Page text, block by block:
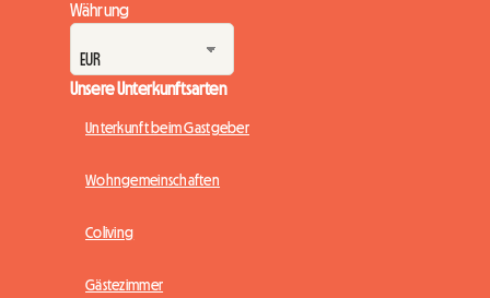
Währung
Unsere Unterkunftsarten
Unterkunft beim Gastgeber
Wohngemeinschaften
Coliving
Gästezimmer